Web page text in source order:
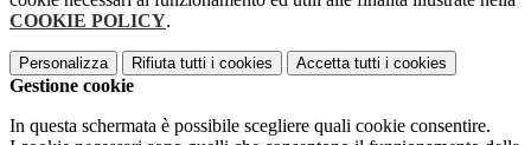
COOKIE POLICY.
Personalizza Rifiuta tutti i cookies Accetta tutti i cookies
Gestione cookie
In questa schermata è possibile scegliere quali cookie consentire.